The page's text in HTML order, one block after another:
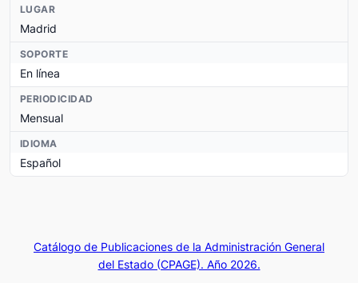
LUGAR
Madrid
SOPORTE
En línea
PERIODICIDAD
Mensual
IDIOMA
Español
Catálogo de Publicaciones de la Administración General
del Estado (CPAGE). Año 2026.